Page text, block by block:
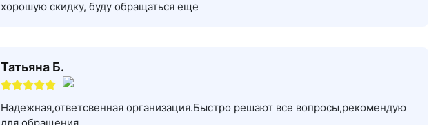
хорошую скидку, буду обращаться еще
Татьяна Б.
Надежная,ответсвенная организация.Быстро решают все вопросы,рекомендую